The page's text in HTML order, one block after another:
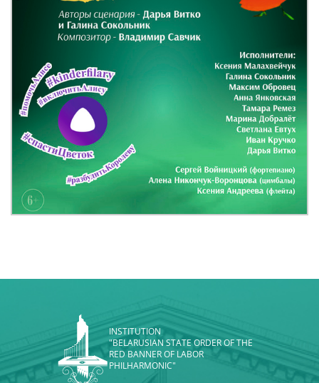
INSTITUTION
"BELARUSIAN STATE ORDER OF THE
RED BANNER OF LABOR
PHILHARMONIC"